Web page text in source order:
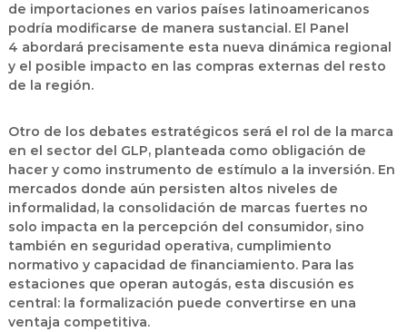
de importaciones en varios países latinoamericanos
podría modificarse de manera sustancial. El Panel
4 abordará precisamente esta nueva dinámica regional
y el posible impacto en las compras externas del resto
de la región.
Otro de los debates estratégicos será el rol de la marca
en el sector del GLP, planteada como obligación de
hacer y como instrumento de estímulo a la inversión. En
mercados donde aún persisten altos niveles de
informalidad, la consolidación de marcas fuertes no
solo impacta en la percepción del consumidor, sino
también en seguridad operativa, cumplimiento
normativo y capacidad de financiamiento. Para las
estaciones que operan autogás, esta discusión es
central: la formalización puede convertirse en una
ventaja competitiva.